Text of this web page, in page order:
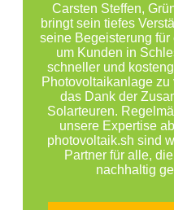
Carsten Steffen,
bringt sein tiefes
seine Begeisterung
um Kunden in
schneller und
Photovoltaikanlage
das Dank der
Solarteuren.
unsere Expertise
photovoltaik.sh sind
Partner für alle,
nachhaltig